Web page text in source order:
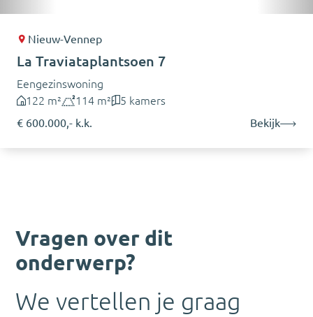
Nieuw-Vennep
La Traviataplantsoen 7
Eengezinswoning
122 m²
114 m²
5 kamers
€ 600.000,- k.k.
Bekijk
Vragen over dit
onderwerp?
We vertellen je graag